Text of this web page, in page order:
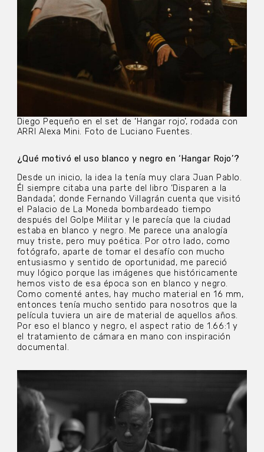
Diego Pequeño en el set de ‘Hangar rojo’, rodada con
ARRI Alexa Mini. Foto de Luciano Fuentes.
¿Qué motivó el uso blanco y negro en ‘Hangar Rojo’?
Desde un inicio, la idea la tenía muy clara Juan Pablo.
Él siempre citaba una parte del libro ‘Disparen a la
Bandada’, donde Fernando Villagrán cuenta que visitó
el Palacio de La Moneda bombardeado tiempo
después del Golpe Militar y le parecía que la ciudad
estaba en blanco y negro. Me parece una analogía
muy triste, pero muy poética. Por otro lado, como
fotógrafo, aparte de tomar el desafío con mucho
entusiasmo y sentido de oportunidad, me pareció
muy lógico porque las imágenes que históricamente
hemos visto de esa época son en blanco y negro.
Como comenté antes, hay mucho material en 16 mm,
entonces tenía mucho sentido para nosotros que la
película tuviera un aire de material de aquellos años.
Por eso el blanco y negro, el aspect ratio de 1.66:1 y
el tratamiento de cámara en mano con inspiración
documental.